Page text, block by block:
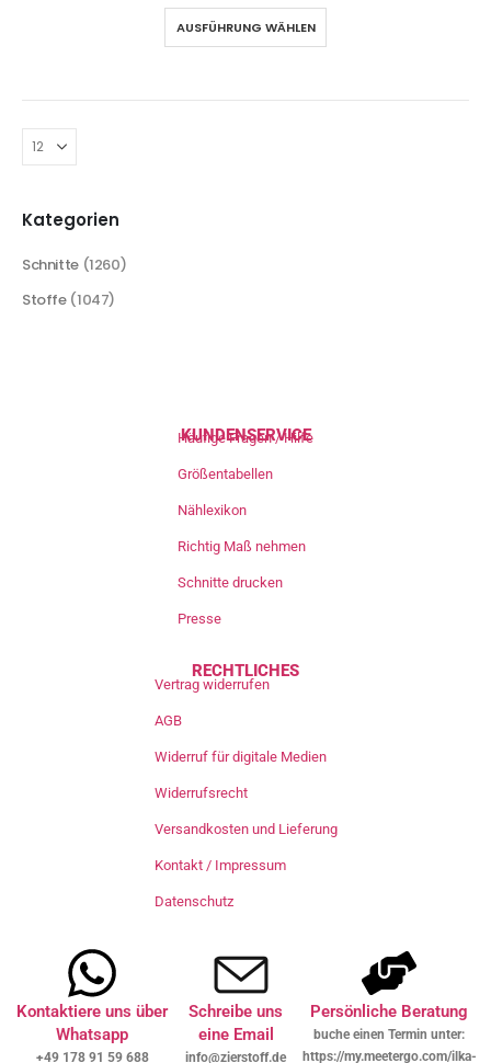
AUSFÜHRUNG WÄHLEN
Kategorien
Schnitte (1260)
Stoffe (1047)
KUNDENSERVICE
Häufige Fragen / Hilfe
Größentabellen
Nählexikon
Richtig Maß nehmen
Schnitte drucken
Presse
RECHTLICHES
Vertrag widerrufen
AGB
Widerruf für digitale Medien
Widerrufsrecht
Versandkosten und Lieferung
Kontakt / Impressum
Datenschutz
Kontaktiere uns über
Whatsapp
+49 178 91 59 688
Schreibe uns
eine Email
info@zierstoff.de
Persönliche Beratung
buche einen Termin unter:
https://my.meetergo.com/ilka-